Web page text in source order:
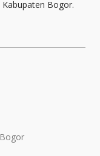
Kabupaten Bogor.